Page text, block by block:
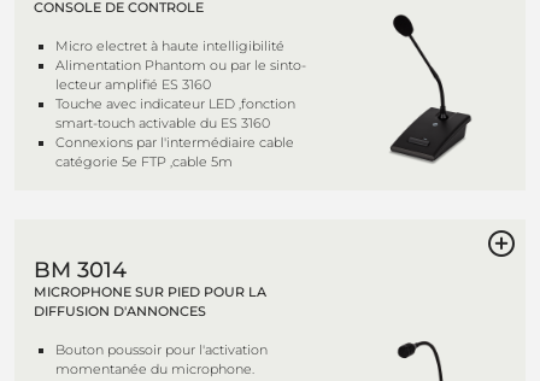
CONSOLE DE CONTROLE
Micro electret à haute intelligibilité
Alimentation Phantom ou par le sinto-
lecteur amplifié ES 3160
Touche avec indicateur LED ,fonction
smart-touch activable du ES 3160
Connexions par l'intermédiaire cable
catégorie 5e FTP ,cable 5m
BM 3014
MICROPHONE SUR PIED POUR LA
DIFFUSION D'ANNONCES
Bouton poussoir pour l'activation
momentanée du microphone.